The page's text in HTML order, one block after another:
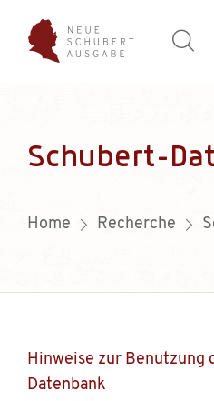
Schubert-
Home Recherche
Hinweise zur Benutzung
Datenbank